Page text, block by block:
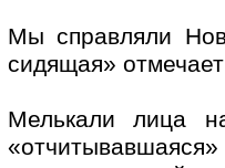
Мы справляли
сидящая»
Мелькали лица